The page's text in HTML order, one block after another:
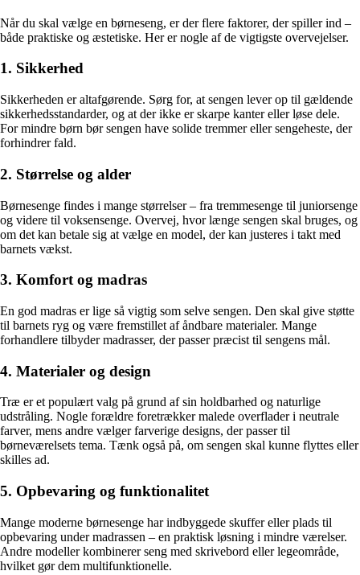
Når du skal vælge en børneseng, er der flere faktorer, der spiller ind –
både praktiske og æstetiske. Her er nogle af de vigtigste overvejelser.
1. Sikkerhed
Sikkerheden er altafgørende. Sørg for, at sengen lever op til gældende
sikkerhedsstandarder, og at der ikke er skarpe kanter eller løse dele.
For mindre børn bør sengen have solide tremmer eller sengeheste, der
forhindrer fald.
2. Størrelse og alder
Børnesenge findes i mange størrelser – fra tremmesenge til juniorsenge
og videre til voksensenge. Overvej, hvor længe sengen skal bruges, og
om det kan betale sig at vælge en model, der kan justeres i takt med
barnets vækst.
3. Komfort og madras
En god madras er lige så vigtig som selve sengen. Den skal give støtte
til barnets ryg og være fremstillet af åndbare materialer. Mange
forhandlere tilbyder madrasser, der passer præcist til sengens mål.
4. Materialer og design
Træ er et populært valg på grund af sin holdbarhed og naturlige
udstråling. Nogle forældre foretrækker malede overflader i neutrale
farver, mens andre vælger farverige designs, der passer til
børneværelsets tema. Tænk også på, om sengen skal kunne flyttes eller
skilles ad.
5. Opbevaring og funktionalitet
Mange moderne børnesenge har indbyggede skuffer eller plads til
opbevaring under madrassen – en praktisk løsning i mindre værelser.
Andre modeller kombinerer seng med skrivebord eller legeområde,
hvilket gør dem multifunktionelle.